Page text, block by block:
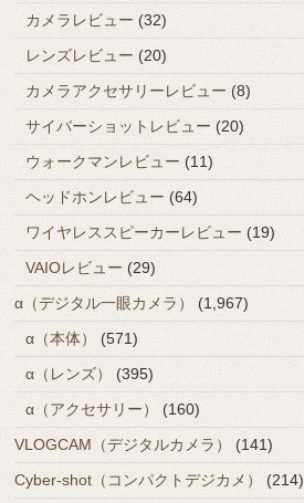
カメラレビュー (32)
レンズレビュー (20)
カメラアクセサリーレビュー (8)
サイバーショットレビュー (20)
ウォークマンレビュー (11)
ヘッドホンレビュー (64)
ワイヤレススピーカーレビュー (19)
VAIOレビュー (29)
α（デジタル一眼カメラ）
(1,967)
α（本体）
(571)
α（レンズ）
(395)
α（アクセサリー）
(160)
VLOGCAM（デジタルカメラ）
(141)
Cyber-shot（コンパクトデジカメ）
(214)